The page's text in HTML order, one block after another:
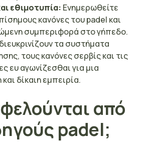
εθιμοτυπία: Ενημερωθείτε
κανόνες του padel και
συμπεριφορά στο γήπεδο.
τα συστήματα
τους κανόνες σερβίς και τις
ευ αγωνίζεσθαι για μια
δίκαιη εμπειρία.
από
padel;